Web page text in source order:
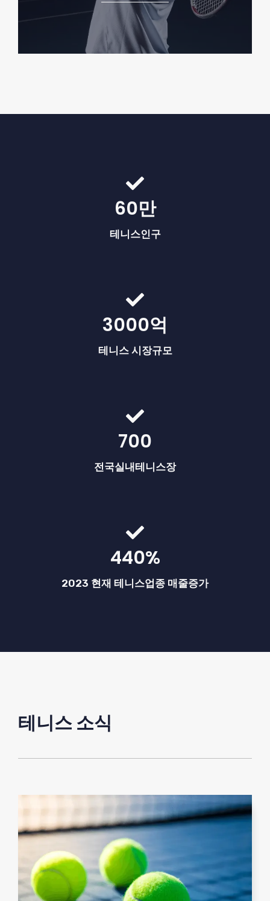
60만
테니스인구
3000억
테니스 시장규모
700
전국실내테니스장
440%
2023 현재 테니스업종 매줄증가
테니스 소식